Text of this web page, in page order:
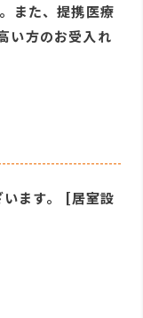
また、提携医療
い方のお受入れ
ます。 [居室設